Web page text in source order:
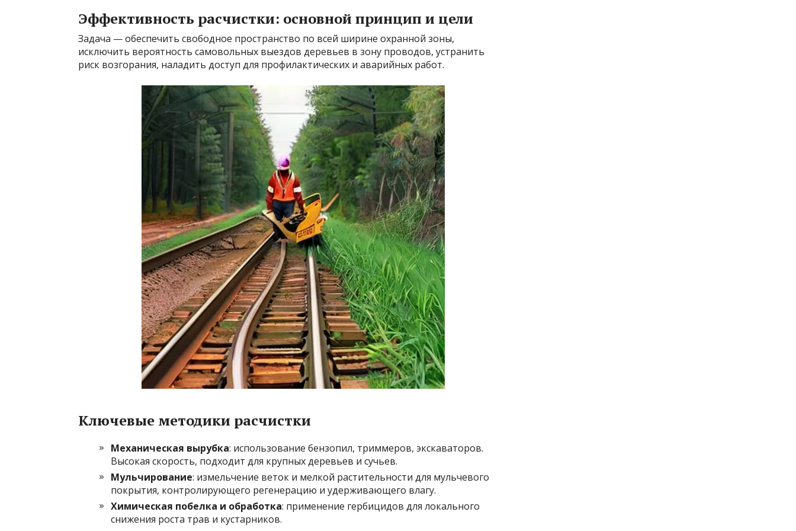
Эффективность расчистки: основной принцип и цели
Задача — обеспечить свободное пространство по всей ширине охранной зоны,
исключить вероятность самовольных выездов деревьев в зону проводов, устранить
риск возгорания, наладить доступ для профилактических и аварийных работ.
Ключевые методики расчистки
Механическая вырубка: использование бензопил, триммеров, экскаваторов.
Высокая скорость, подходит для крупных деревьев и сучьев.
Мульчирование: измельчение веток и мелкой растительности для мульчевого
покрытия, контролирующего регенерацию и удерживающего влагу.
Химическая побелка и обработка: применение гербицидов для локального
снижения роста трав и кустарников.